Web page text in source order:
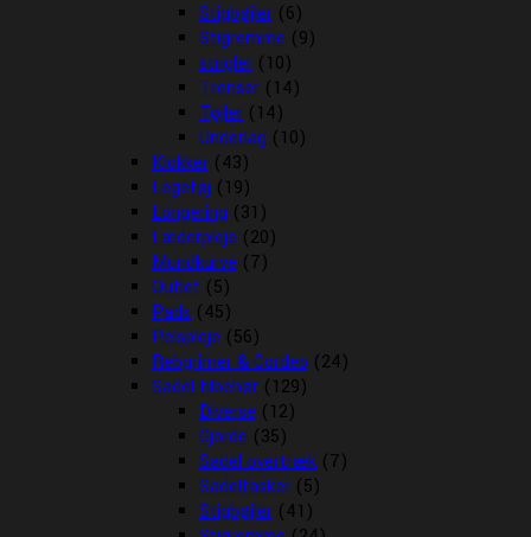
Stigbøjler (6)
Stigremme (9)
strigler (10)
Trenser (14)
Tøjler (14)
Underlag (10)
Klokker (43)
Legetøj (19)
Longering (31)
Læderpleje (20)
Mundkurve (7)
Outlet (5)
Pads (45)
Pelspleje (56)
Rebgrimer & Cordeo (24)
Sadel tilbehør (129)
Diverse (12)
Gjorde (35)
Sadel overtræk (7)
Sadeltasker (5)
Stigbøjler (41)